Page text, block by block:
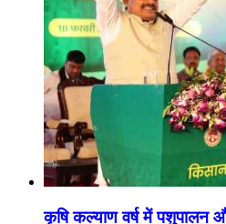
कृषि कल्याण वर्ष में पशुपालन